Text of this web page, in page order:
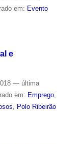
em: Evento
e
— última
em: Emprego,
Polo Ribeirão